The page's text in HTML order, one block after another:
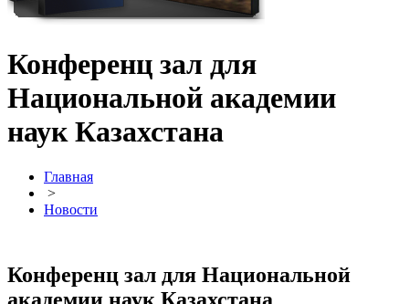
Конференц зал для
Национальной академии
наук Казахстана
Главная
>
Новости
Конференц зал для Национальной
академии наук Казахстана